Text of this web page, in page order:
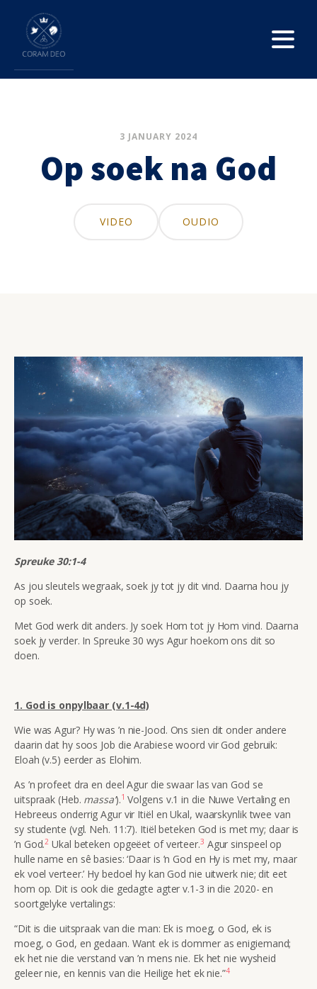
3 JANUARY 2024
Op soek na God
VIDEO OUDIO
Spreuke 30:1-4
As jou sleutels wegraak, soek jy tot jy dit vind. Daarna hou jy
op soek.
Met God werk dit anders. Jy soek Hom tot jy Hom vind. Daarna
soek jy verder. In Spreuke 30 wys Agur hoekom ons dit so
doen.
1. God is onpylbaar (v.1-4d)
Wie was Agur? Hy was ’n nie-Jood. Ons sien dit onder andere
daarin dat hy soos Job die Arabiese woord vir God gebruik:
Eloah (v.5) eerder as Elohim.
As ’n profeet dra en deel Agur die swaar las van God se
uitspraak (Heb. massa’).1 Volgens v.1 in die Nuwe Vertaling en
Hebreeus onderrig Agur vir Itiël en Ukal, waarskynlik twee van
sy studente (vgl. Neh. 11:7). Itiël beteken God is met my; daar is
’n God.2 Ukal beteken opgeëet of verteer.3 Agur sinspeel op
hulle name en sê basies: ‘Daar is ’n God en Hy is met my, maar
ek voel verteer.’ Hy bedoel hy kan God nie uitwerk nie; dit eet
hom op. Dit is ook die gedagte agter v.1-3 in die 2020- en
soortgelyke vertalings:
“Dit is die uitspraak van die man: Ek is moeg, o God, ek is
moeg, o God, en gedaan. Want ek is dommer as enigiemand;
ek het nie die verstand van ’n mens nie. Ek het nie wysheid
geleer nie, en kennis van die Heilige het ek nie.”4